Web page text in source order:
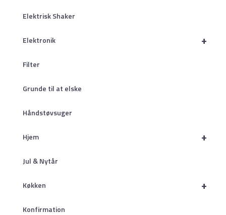
Elektrisk Shaker
+
Elektronik
Filter
Grunde til at elske
Håndstøvsuger
+
Hjem
Jul & Nytår
+
Køkken
Konfirmation